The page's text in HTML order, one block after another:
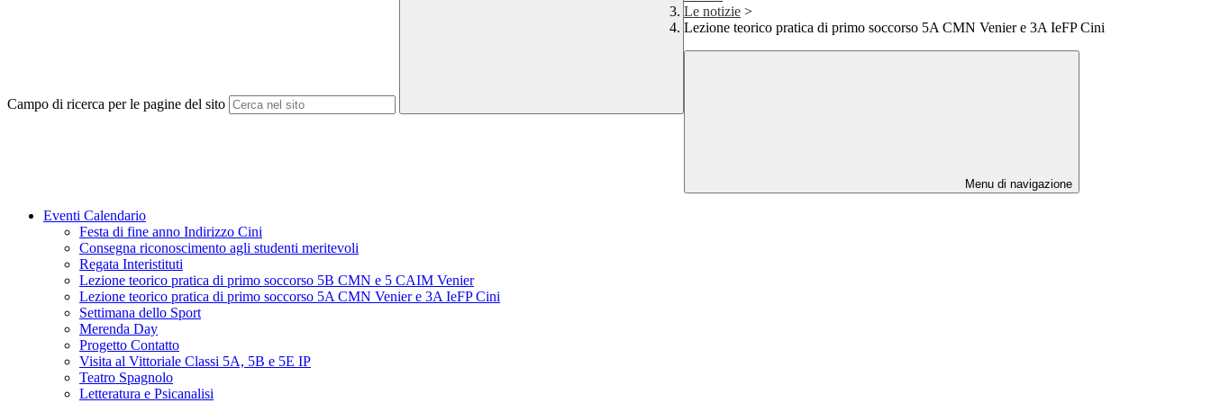
Campo di ricerca per le pagine del sito
Le notizie >
Lezione teorico pratica di primo soccorso 5A CMN Venier e 3A IeFP Cini
Menu di navigazione
Eventi Calendario
Festa di fine anno Indirizzo Cini
Consegna riconoscimento agli studenti meritevoli
Regata Interistituti
Lezione teorico pratica di primo soccorso 5B CMN e 5 CAIM Venier
Lezione teorico pratica di primo soccorso 5A CMN Venier e 3A IeFP Cini
Settimana dello Sport
Merenda Day
Progetto Contatto
Visita al Vittoriale Classi 5A, 5B e 5E IP
Teatro Spagnolo
Letteratura e Psicanalisi